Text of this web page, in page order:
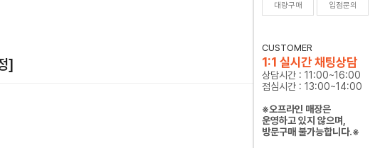
대량구매 입점문의
CUSTOMER
1:1 실시간 채팅상담
상담시간 : 11:00~16:00
점심시간 : 13:00~14:00
※오프라인 매장은
운영하고 있지 않으며,
방문구매 불가능합니다.※
]